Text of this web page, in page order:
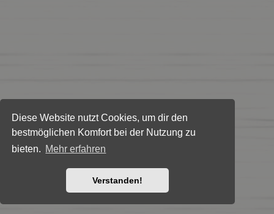
Diese Website nutzt Cookies, um dir den
bestmöglichen Komfort bei der Nutzung zu
bieten. Mehr erfahren
Verstanden!